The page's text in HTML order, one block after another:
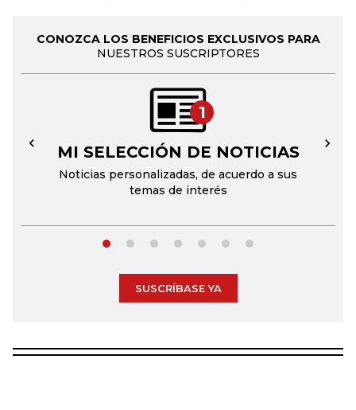
CONOZCA LOS BENEFICIOS EXCLUSIVOS PARA
NUESTROS SUSCRIPTORES
1
MI SELECCIÓN DE NOTICIAS
Noticias personalizadas, de acuerdo a sus
temas de interés
← →
SUSCRÍBASE YA